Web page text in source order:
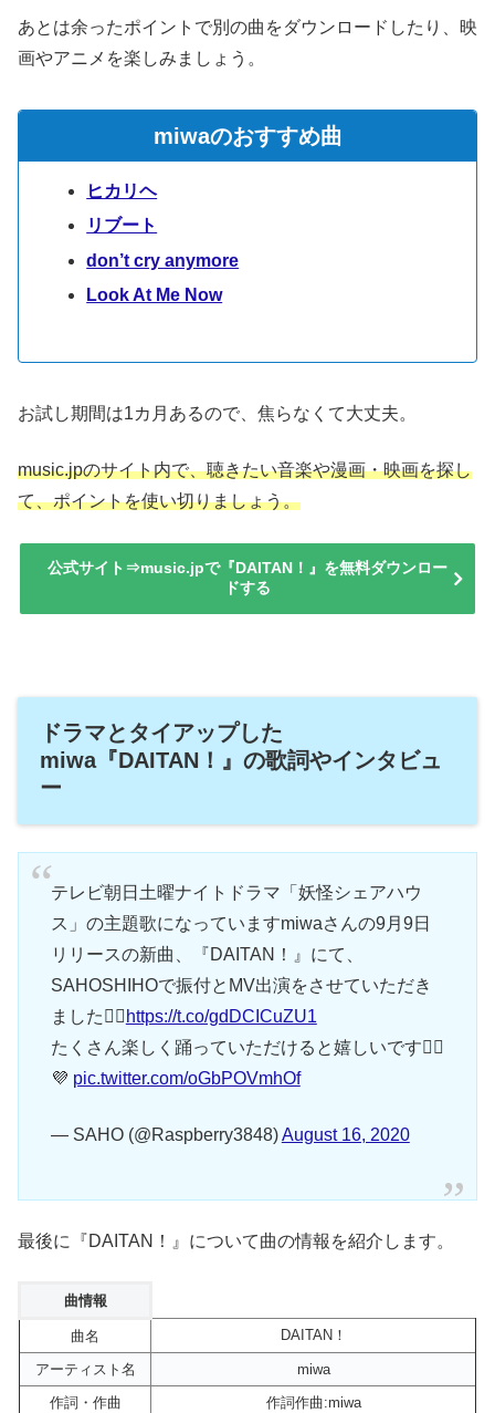
あとは余ったポイントで別の曲をダウンロードしたり、映
画やアニメを楽しみましょう。
miwaのおすすめ曲
ヒカリヘ
リブート
don’t cry anymore
Look At Me Now
お試し期間は1カ月あるので、焦らなくて大丈夫。
music.jpのサイト内で、聴きたい音楽や漫画・映画を探し
て、ポイントを使い切りましょう。
公式サイト⇒music.jpで『DAITAN！』を無料ダウンロー
ドする
ドラマとタイアップした
miwa『DAITAN！』の歌詞やインタビュ
ー
テレビ朝日土曜ナイトドラマ「妖怪シェアハウ
ス」の主題歌になっていますmiwaさんの9月9日
リリースの新曲、『DAITAN！』にて、
SAHOSHIHOで振付とMV出演をさせていただき
ました🙇‍♀️ https://t.co/gdDCICuZU1
たくさん楽しく踊っていただけると嬉しいです🧟‍♀️
💜 pic.twitter.com/oGbPOVmhOf
— SAHO (@Raspberry3848)August 16, 2020
最後に『DAITAN！』について曲の情報を紹介します。
曲情報
曲名 DAITAN！
アーティスト名
miwa
作詞・作曲
作詞作曲:miwa